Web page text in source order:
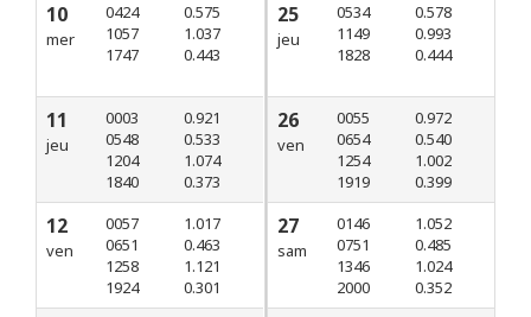
10
mer
0424
1057
1747
0.575
1.037
0.443
11
jeu
0003
0548
1204
1840
0.921
0.533
1.074
0.373
12
ven
0057
0651
1258
1924
1.017
0.463
1.121
0.301
25
jeu
0534
1149
1828
0.578
0.993
0.444
26
ven
0055
0654
1254
1919
0.972
0.540
1.002
0.399
27
sam
0146
0751
1346
2000
1.052
0.485
1.024
0.352